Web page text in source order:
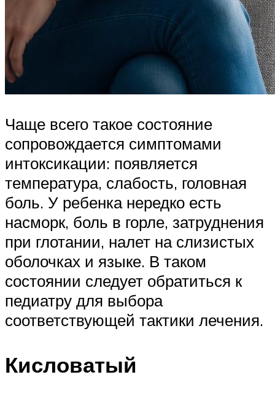
Чаще всего такое состояние
сопровождается симптомами
интоксикации: появляется
температура, слабость, головная
боль. У ребенка нередко есть
насморк, боль в горле, затруднения
при глотании, налет на слизистых
оболочках и языке. В таком
состоянии следует обратиться к
педиатру для выбора
соответствующей тактики лечения.
Кисловатый